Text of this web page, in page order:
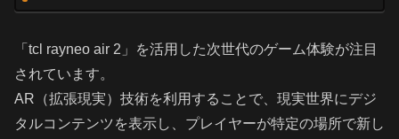
「tcl rayneo air 2」を活用した次世代のゲーム体験が注目
されています。
AR（拡張現実）技術を利用することで、現実世界にデジ
タルコンテンツを表示し、プレイヤーが特定の場所で新し